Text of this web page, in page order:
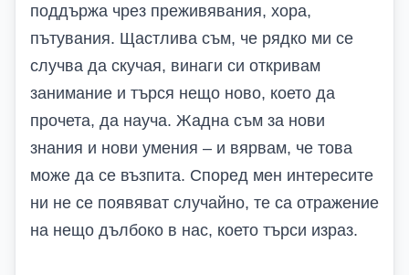
поддържа чрез преживявания, хора,
пътувания. Щастлива съм, че рядко ми се
случва да скучая, винаги си откривам
занимание и търся нещо ново, което да
прочета, да науча. Жадна съм за нови
знания и нови умения – и вярвам, че това
може да се възпита. Според мен интересите
ни не се появяват случайно, те са отражение
на нещо дълбоко в нас, което търси израз.